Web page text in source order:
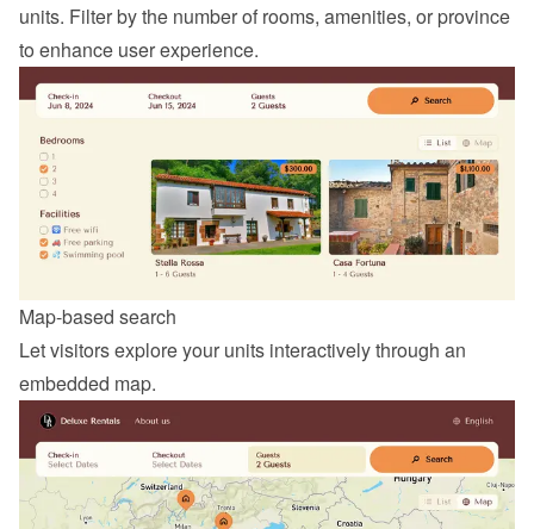
units. Filter by the number of rooms, amenities, or province
to enhance user experience.
Map-based search
Let visitors explore your units interactively through an
embedded map.